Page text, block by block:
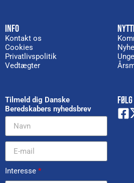
INFO
Kontakt os
Cookies
Privatlivspolitik
Vedtægter
Tilmeld dig Danske
Beredskabers nyhedsbrev
Interesse *
FØLG